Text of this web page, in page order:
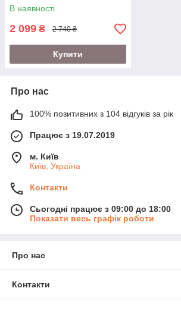
В наявності
2 099 ₴ 2 740 ₴
Купити
Про нас
100% позитивних з 104 відгуків за рік
Працює з 19.07.2019
м. Київ
Київ, Україна
Контакти
Сьогодні працює з 09:00 до 18:00
Показати весь графік роботи
Про нас
Контакти